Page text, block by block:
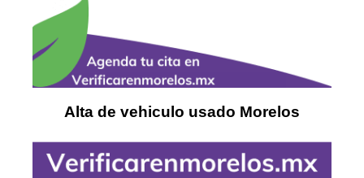
Alta de vehiculo usado Morelos